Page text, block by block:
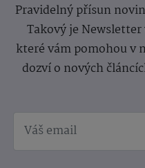
Pravidelný přísun
Takový je
které vám pomohou v
dozví o nových